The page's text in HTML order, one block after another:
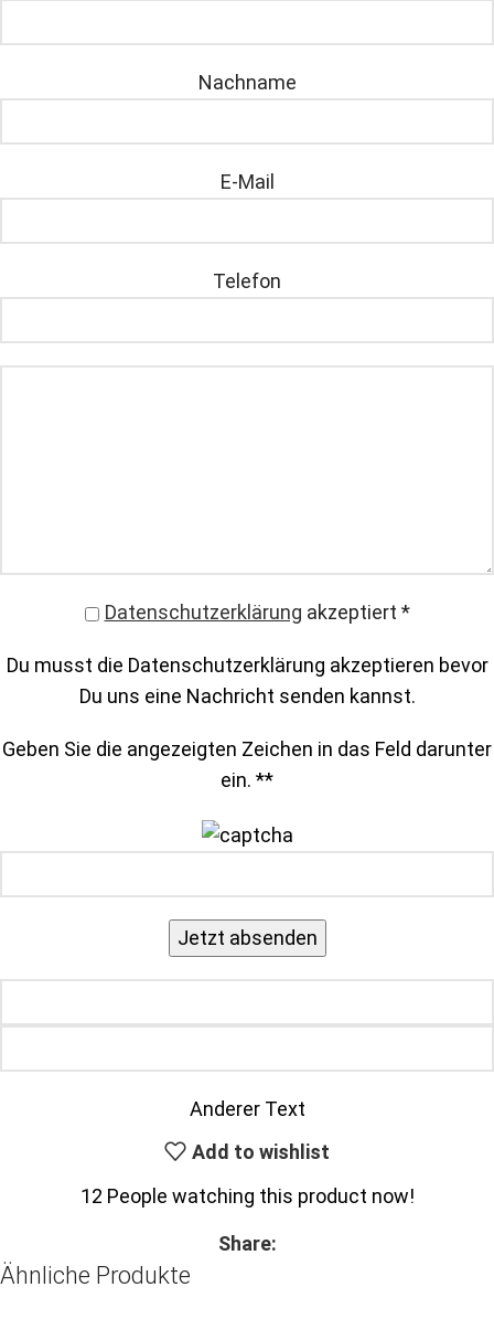
Nachname
E-Mail
Telefon
Datenschutzerklärung akzeptiert *
Du musst die Datenschutzerklärung akzeptieren bevor
Du uns eine Nachricht senden kannst.
Geben Sie die angezeigten Zeichen in das Feld darunter
ein. **
Anderer Text
Add to wishlist
12 People watching this product now!
Share:
Ähnliche Produkte